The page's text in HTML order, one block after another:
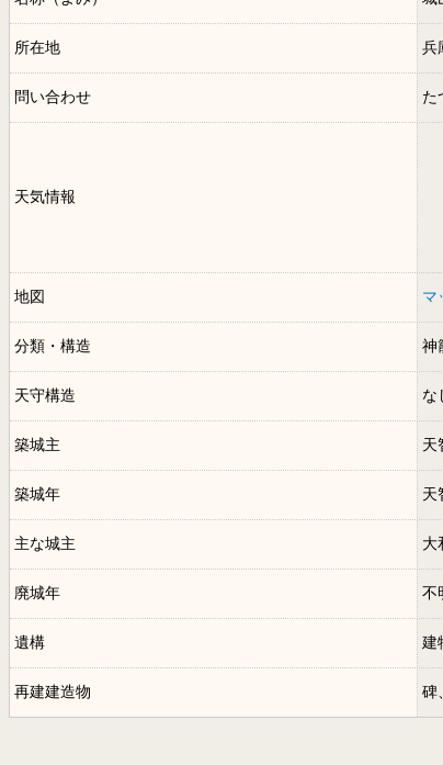
所在地 兵
問い合わせ た
天気情報
地図 マ
分類・構造 神
天守構造 な
築城主 天
築城年 天
主な城主 大
廃城年 不
遺構 建
再建建造物 碑